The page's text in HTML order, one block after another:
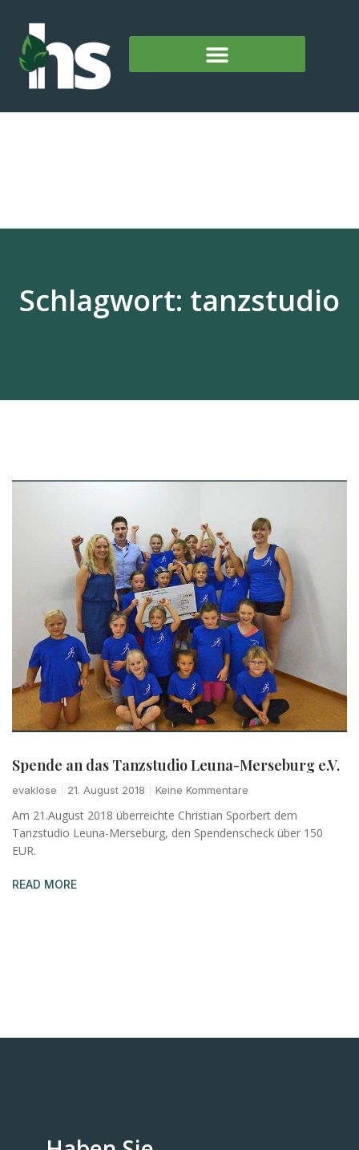
Schlagwort: tanzstudio
Spende an das Tanzstudio Leuna-Merseburg e.V.
evaklose 21. August 2018 Keine Kommentare
Am 21.August 2018 überreichte Christian Sporbert dem
Tanzstudio Leuna-Merseburg, den Spendenscheck über 150
EUR.
READ MORE